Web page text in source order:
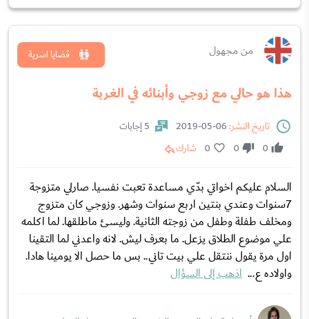
من مجهول
هذا هو حالي مع زوجي وأبنائه في الغربة
قضايا اسرية
تاريخ النشر:
5 إجابات
0
0
0 شارك
السلام عليكم اخواتي بدّي مساعدة تعبت نفسيا. صارلي متزوجة
7سنوات وعندي بنتين اربع سنوات وشهر. وزوجي كان متزوج
ومخلف طفلة وطفل من زوجته الثانية. وليسئ ماطلقها. لما اكلمه
علي موضوع الطلاق يزعل. ما بعرف ليش. لانه واعدني لما التقينا
اول مرة يقول ننتقل علي بيت تاني.. بس ما حصل الا يومينا هادا.
واولاده ع... اذهب إلى السؤال